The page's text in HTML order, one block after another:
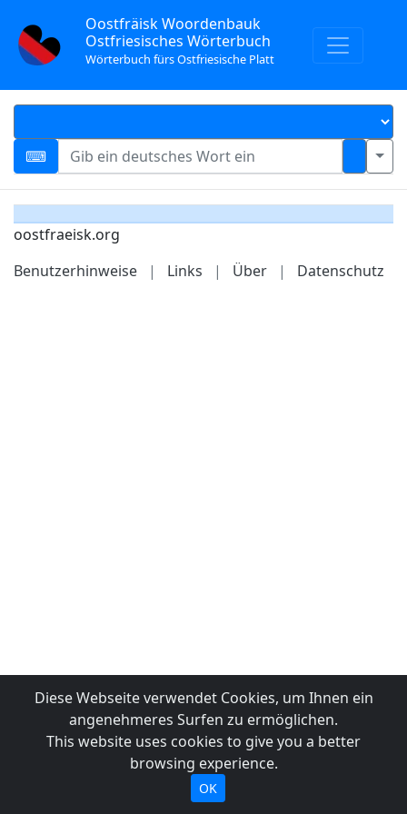
Oostfräisk Woordenbauk
Ostfriesisches Wörterbuch
Wörterbuch fürs Ostfriesische Platt
oostfraeisk.org
Benutzerhinweise
| Links | Über | Datenschutz
Diese Webseite verwendet Cookies, um Ihnen ein
angenehmeres Surfen zu ermöglichen.
This website uses cookies to give you a better
browsing experience.
OK